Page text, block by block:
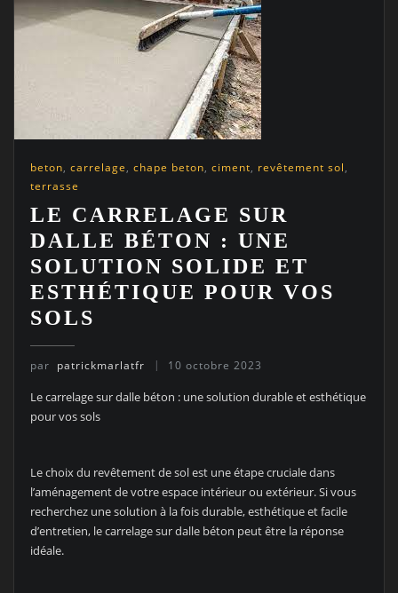
beton, carrelage, chape beton, ciment, revêtement sol,
terrasse
LE CARRELAGE SUR
DALLE BÉTON : UNE
SOLUTION SOLIDE ET
ESTHÉTIQUE POUR VOS
SOLS
par patrickmarlatfr 10 octobre 2023
Le carrelage sur dalle béton : une solution durable et esthétique
pour vos sols
Le choix du revêtement de sol est une étape cruciale dans
l’aménagement de votre espace intérieur ou extérieur. Si vous
recherchez une solution à la fois durable, esthétique et facile
d’entretien, le carrelage sur dalle béton peut être la réponse
idéale.